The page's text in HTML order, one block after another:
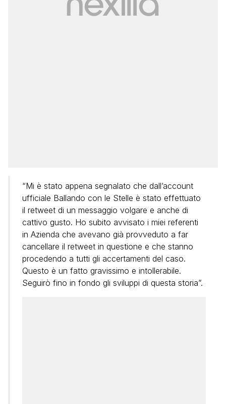
“Mi è stato appena segnalato che dall’account
ufficiale Ballando con le Stelle è stato effettuato
il retweet di un messaggio volgare e anche di
cattivo gusto. Ho subito avvisato i miei referenti
in Azienda che avevano già provveduto a far
cancellare il retweet in questione e che stanno
procedendo a tutti gli accertamenti del caso.
Questo è un fatto gravissimo e intollerabile.
Seguirò fino in fondo gli sviluppi di questa storia”.